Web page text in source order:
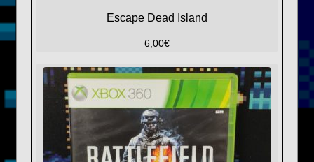
Escape Dead Island
6,00€